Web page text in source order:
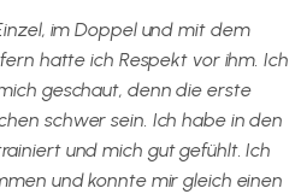
im Doppel und mit dem
hatte ich Respekt vor ihm. Ich
geschaut, denn die erste
schwer sein. Ich habe in den
und mich gut gefühlt. Ich
und konnte mir gleich einen